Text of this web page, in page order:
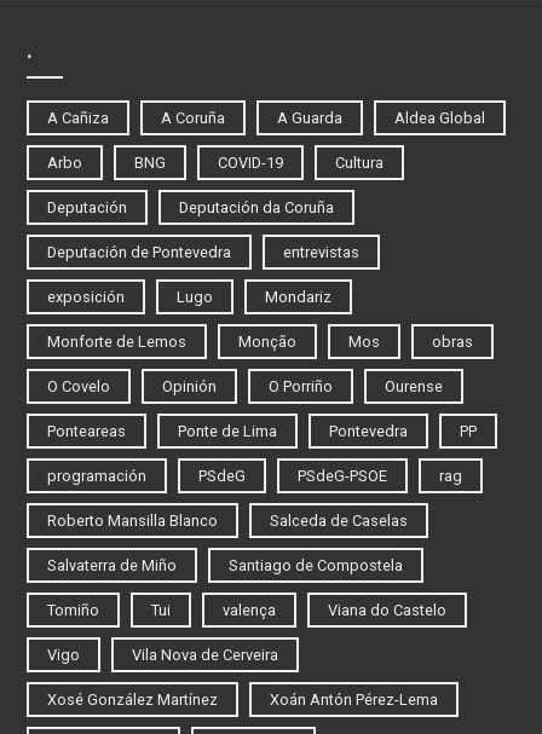
.
A Cañiza A Coruña A Guarda Aldea Global
Arbo BNG COVID-19 Cultura
Deputación Deputación da Coruña
Deputación de Pontevedra entrevistas
exposición Lugo Mondariz
Monforte de Lemos Monção Mos obras
O Covelo Opinión O Porriño Ourense
Ponteareas Ponte de Lima Pontevedra PP
programación PSdeG PSdeG-PSOE rag
Roberto Mansilla Blanco Salceda de Caselas
Salvaterra de Miño Santiago de Compostela
Tomiño Tui valença Viana do Castelo
Vigo Vila Nova de Cerveira
Xosé González Martínez Xoán Antón Pérez-Lema